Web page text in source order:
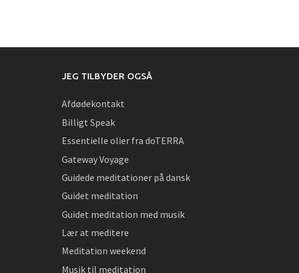
JEG TILBYDER OGSÅ
Afdødekontakt
Billigt Speak
Essentielle olier fra doTERRA
Gateway Voyage
Guidede meditationer på dansk
Guidet meditation
Guidet meditation med musik
Lær at meditere
Meditation weekend
Musik til meditation